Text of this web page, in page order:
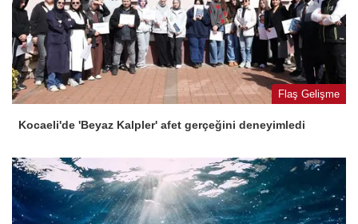
Flaş Gelişme
Kocaeli'de 'Beyaz Kalpler' afet gerçeğini deneyimledi